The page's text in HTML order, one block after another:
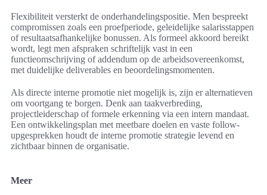
Flexibiliteit versterkt de onderhandelingspositie. Men bespreekt
compromissen zoals een proefperiode, geleidelijke salarisstappen
of resultaatsafhankelijke bonussen. Als formeel akkoord bereikt
wordt, legt men afspraken schriftelijk vast in een
functieomschrijving of addendum op de arbeidsovereenkomst,
met duidelijke deliverables en beoordelingsmomenten.
Als directe interne promotie niet mogelijk is, zijn er alternatieven
om voortgang te borgen. Denk aan taakverbreding,
projectleiderschap of formele erkenning via een intern mandaat.
Een ontwikkelingsplan met meetbare doelen en vaste follow-
upgesprekken houdt de interne promotie strategie levend en
zichtbaar binnen de organisatie.
Meer